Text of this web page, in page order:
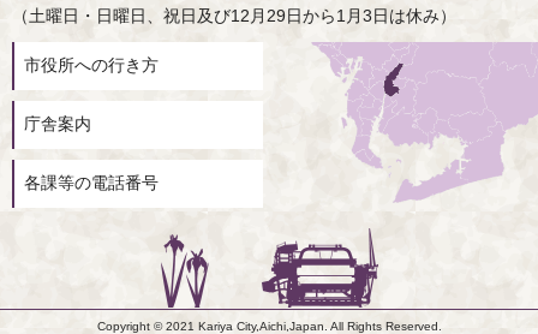
（土曜日・日曜日、祝日及び12月29日から1月3日は休み）
市役所への行き方
庁舎案内
各課等の電話番号
Copyright © 2021 Kariya City,Aichi,Japan. All Rights Reserved.